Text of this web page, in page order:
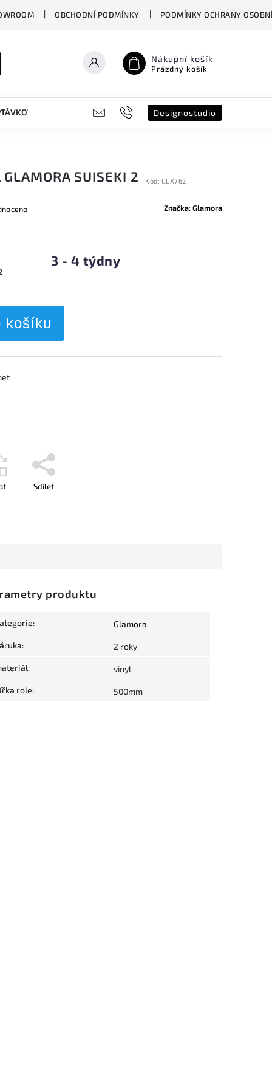
OBCHODNÍ PODMÍNKY PODMÍNKY OCHRANY
Nákupní košík
Prázdný košík
FORMULÁŘ B2B SHOWROOM
Designostudio
SUISEKI 2 Kód: GLX762
Značka:Glamora
3 - 4 týdny
košíku
Sdílet
produktu
: Glamora
: 2 roky
: vinyl
role: 500mm